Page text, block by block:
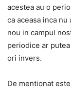
acestea au o
ca aceasa inca
nou in campul
periodice ar
ori invers.
De mentionat